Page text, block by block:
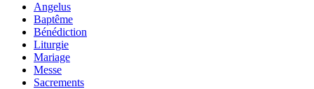
Angelus
Baptême
Bénédiction
Liturgie
Mariage
Messe
Sacrements